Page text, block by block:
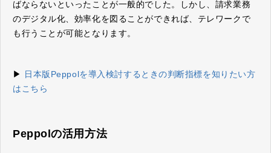
ばならないといったことが一般的でした。しかし、請求業務
のデジタル化、効率化を図ることができれば、テレワークで
も行うことが可能となります。
▶
日本版Peppolを導入検討するときの判断指標を知りたい方
はこちら
Peppolの活用方法